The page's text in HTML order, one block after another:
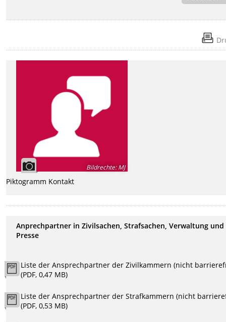
Bildrechte:MJ
Piktogramm Kontakt
Anprechpartner in Zivilsachen, Strafsachen, Verwaltung und
Presse
Liste der Ansprechpartner der Zivilkammern (nicht
(PDF, 0,47 MB)
Liste der Ansprechpartner der Strafkammern (nicht
(PDF, 0,53 MB)